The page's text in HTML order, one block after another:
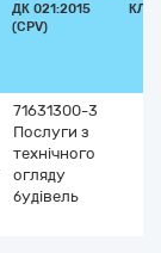
ДК 021:2015
(CPV)
71631300-3
Послуги з
технічного
огляду
будівель